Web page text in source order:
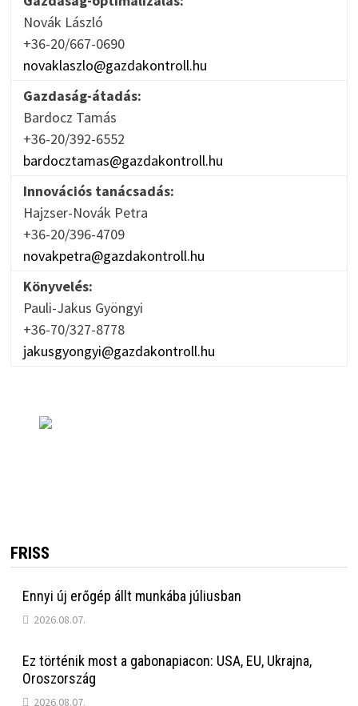
Novák László
+36-20/667-0690
novaklaszlo@gazdakontroll.hu
Gazdaság-átadás:
Bardocz Tamás
+36-20/392-6552
bardocztamas@gazdakontroll.hu
Innovációs tanácsadás:
Hajzser-Novák Petra
+36-20/396-4709
novakpetra@gazdakontroll.hu
Könyvelés:
Pauli-Jakus Gyöngyi
+36-70/327-8778
jakusgyongyi@gazdakontroll.hu
FRISS
Ennyi új erőgép állt munkába júliusban
2026.08.07.
Ez történik most a gabonapiacon: USA, EU, Ukrajna,
Oroszország
2026.08.07.